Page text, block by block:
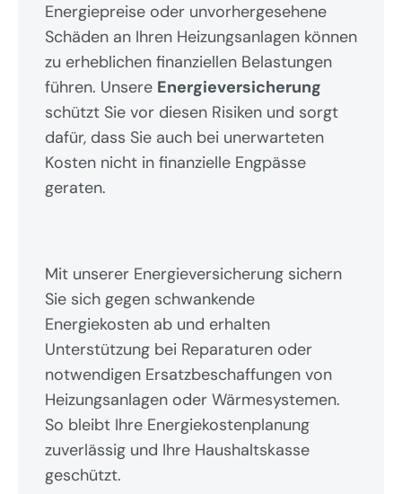
Energiepreise oder unvorhergesehene
Schäden an Ihren Heizungsanlagen können
zu erheblichen finanziellen Belastungen
führen. Unsere Energieversicherung
schützt Sie vor diesen Risiken und sorgt
dafür, dass Sie auch bei unerwarteten
Kosten nicht in finanzielle Engpässe
geraten.
Mit unserer Energieversicherung sichern
Sie sich gegen schwankende
Energiekosten ab und erhalten
Unterstützung bei Reparaturen oder
notwendigen Ersatzbeschaffungen von
Heizungsanlagen oder Wärmesystemen.
So bleibt Ihre Energiekostenplanung
zuverlässig und Ihre Haushaltskasse
geschützt.